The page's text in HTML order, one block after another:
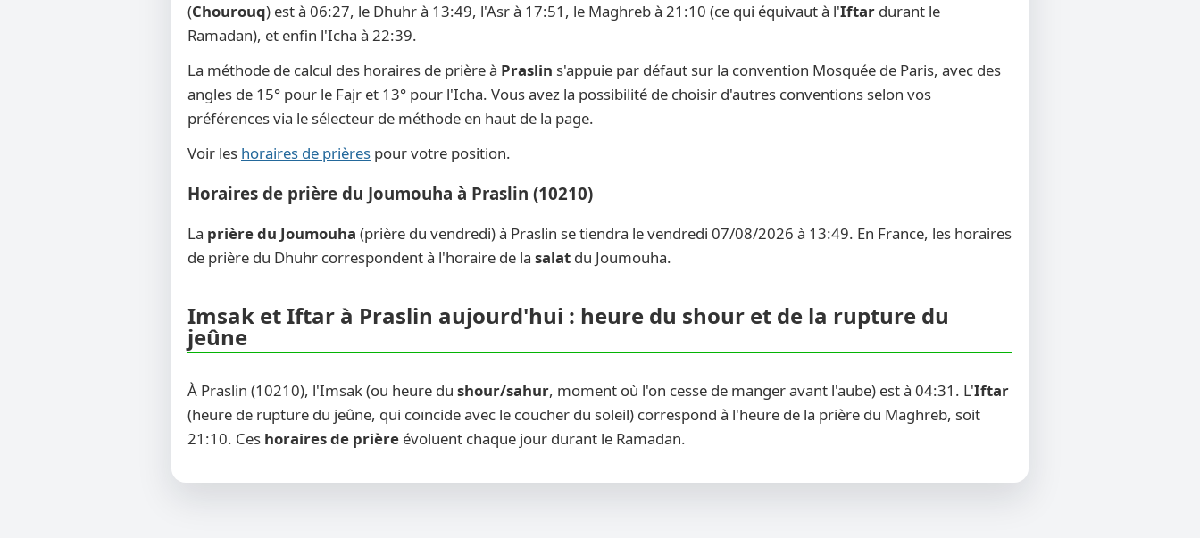
(Chourouq) est à 06:27, le Dhuhr à 13:49, l'Asr à 17:51, le Maghreb à 21:10 (ce qui équivaut à l'Iftar durant le
Ramadan), et enfin l'Icha à 22:39.
La méthode de calcul des horaires de prière à Praslin s'appuie par défaut sur la convention Mosquée de Paris, avec des
angles de 15° pour le Fajr et 13° pour l'Icha. Vous avez la possibilité de choisir d'autres conventions selon vos
préférences via le sélecteur de méthode en haut de la page.
Voir les horaires de prières pour votre position.
Horaires de prière du Joumouha à Praslin (10210)
La prière du Joumouha (prière du vendredi) à Praslin se tiendra le vendredi 07/08/2026 à 13:49. En France, les horaires
de prière du Dhuhr correspondent à l'horaire de la salat du Joumouha.
Imsak et Iftar à Praslin aujourd'hui : heure du shour et de la rupture du
jeûne
À Praslin (10210), l'Imsak (ou heure du shour/sahur, moment où l'on cesse de manger avant l'aube) est à 04:31. L'Iftar
(heure de rupture du jeûne, qui coïncide avec le coucher du soleil) correspond à l'heure de la prière du Maghreb, soit
21:10. Ces horaires de prière évoluent chaque jour durant le Ramadan.